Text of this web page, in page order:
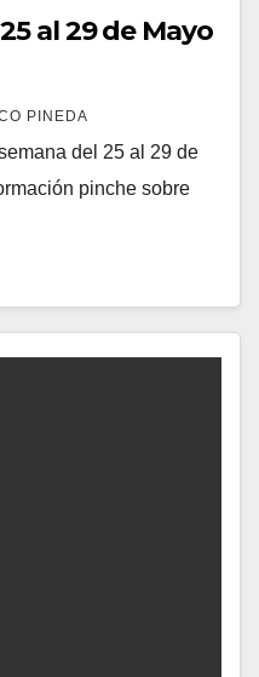
al 29 de Mayo
PINEDA
del 25 al 29 de
pinche sobre